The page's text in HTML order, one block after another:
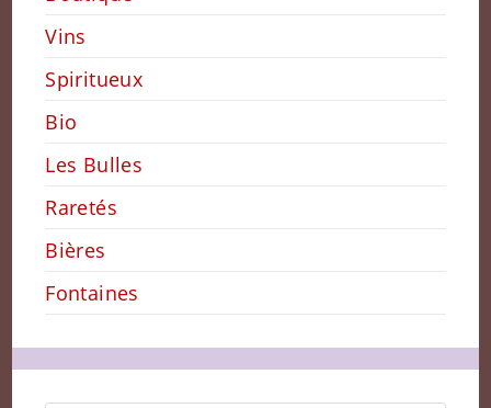
Vins
Spiritueux
Bio
Les Bulles
Raretés
Bières
Fontaines